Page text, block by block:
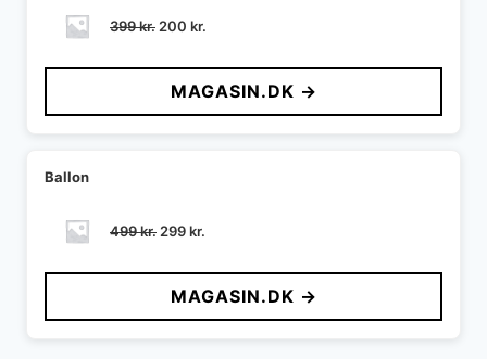
399kr. Den
pris
var:
399 kr..
200 kr.
pris
er:
200 kr..
MAGASIN.DK →
Ballon
499kr. Den
pris
var:
499 kr..
299kr.
pris
er:
299 kr..
MAGASIN.DK →